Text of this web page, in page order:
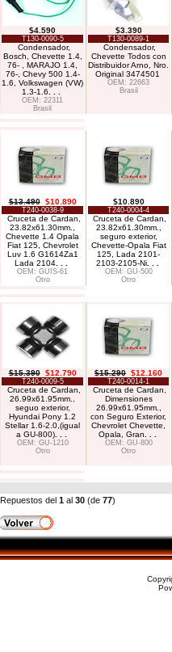
$4.590
T130-0090-5
Condensador,
Bosch, Chevette 1.4,
76- , MARAJO 1.4,
76-, Chevy 500 1.4-
1.6, Volkswagen (VW)
1.3-1.6
OEM: 22311
Brasil
$3.390
T130-0089-1
Condensador,
Chevette Todos con
Distribuidor Arno, Nro.
Original 3474501
OEM: 22663
Brasil
$13.490 $10.890
T240-0038-9
Cruceta de Cardan,
23.82x61.30mm.,
Chevette 1.4 Opala
Fiat 125, Chevrolet
Luv 1.6 G1614Za1
Lada 2104
OEM: GUIS-61
Otro
$10.890
T240-0004-4
Cruceta de Cardan,
23.82x61.30mm.,
seguro exterior,
Chevette-Opala Fiat
125, Lada 2101-
2103-2105-Ni. . .
OEM: GU-500
Otro
$15.390 $12.790
T240-0009-5
Cruceta de Cardan,
26.99x61.95mm.,
seguo exterior,
Hyundai Pony 1.2
Stellar 1.6-2.0,(igual
a GU-800). . .
OEM: GU-1210
Otro
$15.290 $12.160
T240-0014-1
Cruceta de Cardan,
Dimensiones
26.99x61.95mm.,
con Seguro Exterior,
Chevrolet Chevette,
Opala, Gran
OEM: GU-800
Otro
Repuestos del 1 al 30 (de 77)